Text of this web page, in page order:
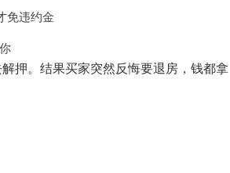
免违约金
押。结果买家突然反悔要退房，钱都拿